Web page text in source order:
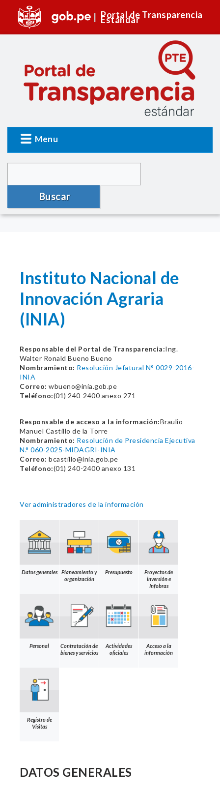
Portal de Transparencia
Estándar
Menu
Buscar
Instituto Nacional de
Innovación Agraria
(INIA)
Responsable del Portal de Transparencia:Ing.
Walter Ronald Bueno Bueno
Nombramiento: Resolución Jefatural N° 0029-2016-
INIA
Correo: wbueno@inia.gob.pe
Teléfono:(01) 240-2400 anexo 271
Responsable de acceso a la información:Braulio
Manuel Castillo de la Torre
Nombramiento: Resolución de Presidencia Ejecutiva
N.° 060-2025-MIDAGRI-INIA
Correo: bcastillo@inia.gob.pe
Teléfono:(01) 240-2400 anexo 131
Ver administradores de la información
Datos generales
Planeamiento y
organización
Presupuesto
Proyectos de
inversión e
Infobras
Personal
Contratación de
bienes y servicios
Actividades
oficiales
Acceso a la
información
Registro de
Visitas
DATOS GENERALES